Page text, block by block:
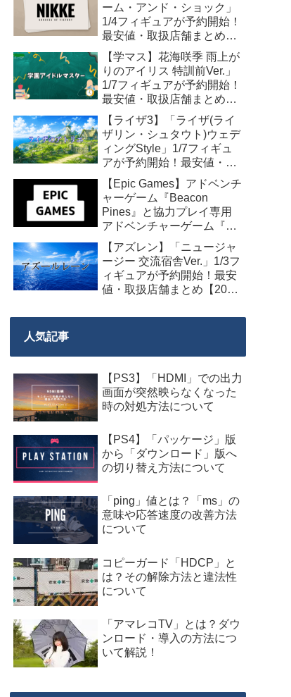
ーム・アンド・ショック」
1/4フィギュアが予約開始！
最安値・取扱店舗まとめ
【2027年10月発売】
【学マス】花海咲季 雨上が
りのアイリス 特訓前Ver.」
1/7フィギュアが予約開始！
最安値・取扱店舗まとめ
【2027年4月発売】
【ライザ3】「ライザ(ライ
ザリン・シュタウト)ウェデ
ィングStyle」1/7フィギュ
アが予約開始！最安値・取
扱店舗まとめ【2027年4月
発売】
【Epic Games】アドベンチ
ャーゲーム『Beacon
Pines』と協力プレイ専用
アドベンチャーゲーム『We
Were Here Together』の無
料配布が来週2026年8月14
日午前0時までの期間限定
で開始！
【アズレン】「ニュージャ
ージー 交流宿舎Ver.」1/3フ
ィギュアが予約開始！最安
値・取扱店舗まとめ【2027
人気記事
【PS3】「HDMI」での出力
画面が突然映らなくなった
時の対処方法について
【PS4】「パッケージ」版
から「ダウンロード」版へ
の切り替え方法について
「ping」値とは？「ms」の
意味や応答速度の改善方法
について
コピーガード「HDCP」と
は？その解除方法と違法性
について
「アマレコTV」とは？ダウ
ンロード・導入の方法につ
いて解説！